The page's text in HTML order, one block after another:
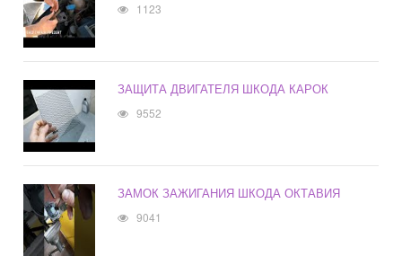
1123
ЗАЩИТА ДВИГАТЕЛЯ ШКОДА КАРОК
9552
ЗАМОК ЗАЖИГАНИЯ ШКОДА ОКТАВИЯ
9041